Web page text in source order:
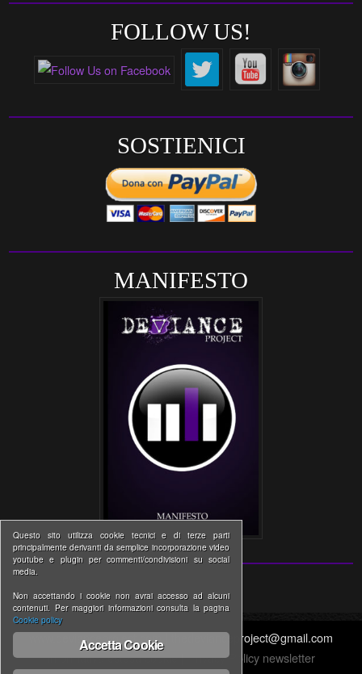
FOLLOW US!
SOSTIENICI
MANIFESTO
www.devianceproject.com | thedevianceproject@gmail.com
Informativa estesa cookie|Privacy Policy newsletter
Questo sito utilizza cookie tecnici e di terze parti
principalmente derivanti da semplice incorporazione video
youtube e plugin per commenti/condivisioni su social
media.
Non accettando i cookie non avrai accesso ad alcuni
contenuti. Per maggiori informazioni consulta la pagina
Cookie policy
Accetta Cookie